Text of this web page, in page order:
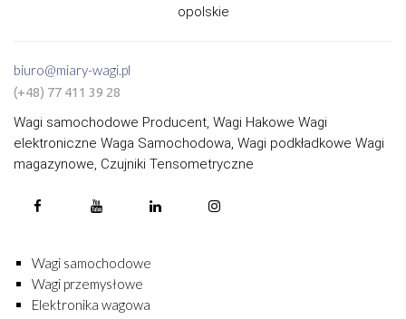
opolskie
biuro@miary-wagi.pl
(+48) 77 411 39 28
Wagi samochodowe Producent, Wagi Hakowe Wagi
elektroniczne Waga Samochodowa, Wagi podkładkowe Wagi
magazynowe, Czujniki Tensometryczne
Wagi samochodowe
Wagi przemysłowe
Elektronika wagowa